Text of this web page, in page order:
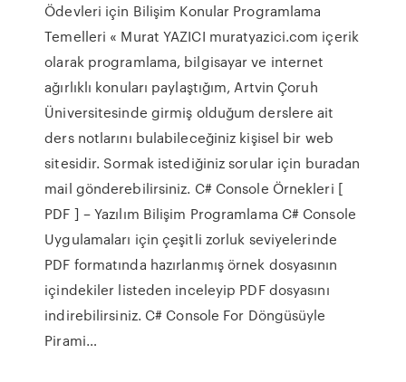
Ödevleri için Bilişim Konular Programlama
Temelleri « Murat YAZICI muratyazici.com içerik
olarak programlama, bilgisayar ve internet
ağırlıklı konuları paylaştığım, Artvin Çoruh
Üniversitesinde girmiş olduğum derslere ait
ders notlarını bulabileceğiniz kişisel bir web
sitesidir. Sormak istediğiniz sorular için buradan
mail gönderebilirsiniz. C# Console Örnekleri [
PDF ] – Yazılım Bilişim Programlama C# Console
Uygulamaları için çeşitli zorluk seviyelerinde
PDF formatında hazırlanmış örnek dosyasının
içindekiler listeden inceleyip PDF dosyasını
indirebilirsiniz. C# Console For Döngüsüyle
Pirami…